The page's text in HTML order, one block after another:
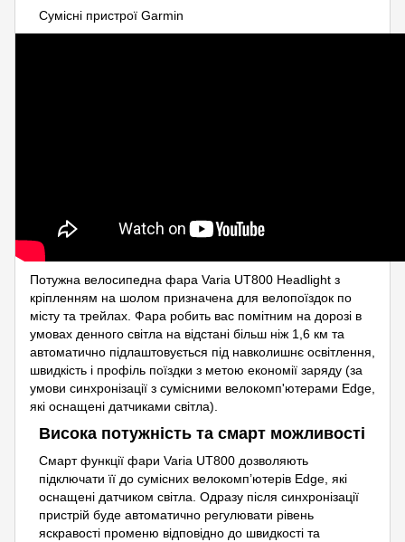
Cумісні пристрої Garmin
Потужна велосипедна фара Varia UT800 Headlight з
кріпленням на шолом призначена для велопоїздок по
місту та трейлах. Фара робить вас помітним на дорозі в
умовах денного світла на відстані більш ніж 1,6 км та
автоматично підлаштовується під навколишнє освітлення,
швидкість і профіль поїздки з метою економії заряду (за
умови синхронізації з сумісними велокомп'ютерами Edge,
які оснащені датчиками світла).
Висока потужність та смарт можливості
Смарт функції фари Varia UT800 дозволяють
підключати її до сумісних велокомп’ютерів Edge, які
оснащені датчиком світла. Одразу після синхронізації
пристрій буде автоматично регулювати рівень
яскравості променю відповідно до швидкості та